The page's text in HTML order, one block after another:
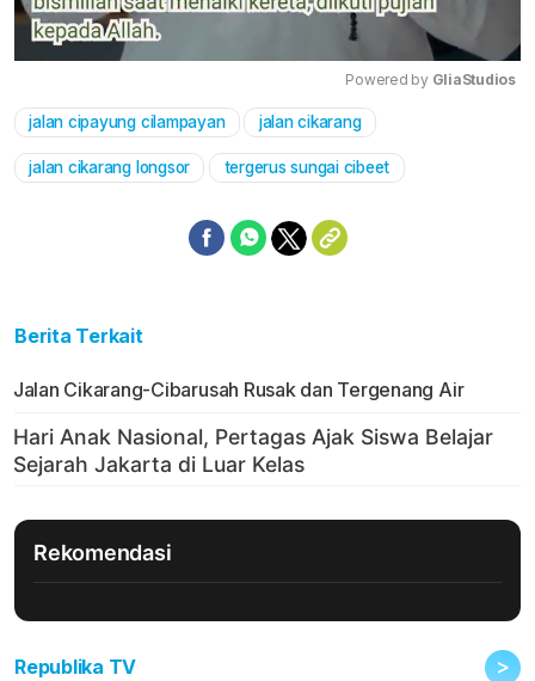
Powered by GliaStudios
jalan cipayung cilampayan jalan cikarang
jalan cikarang longsor tergerus sungai cibeet
Berita Terkait
Jalan Cikarang-Cibarusah Rusak dan Tergenang Air
Rekomendasi
Republika TV >